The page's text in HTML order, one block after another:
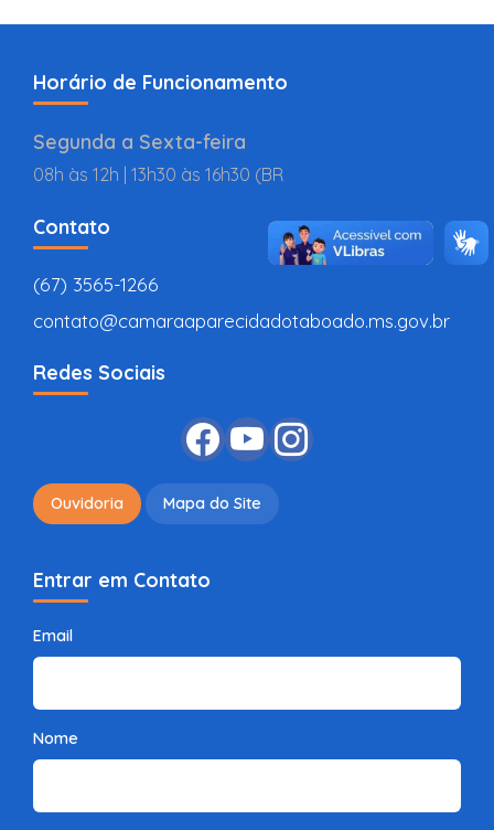
Horário de Funcionamento
Segunda a Sexta-feira
08h às 12h | 13h30 às 16h30 (BR
Contato
(67) 3565-1266
contato@camaraaparecidadotaboado.ms.gov.br
Redes Sociais
Ouvidoria Mapa do Site
Entrar em Contato
Email
Nome